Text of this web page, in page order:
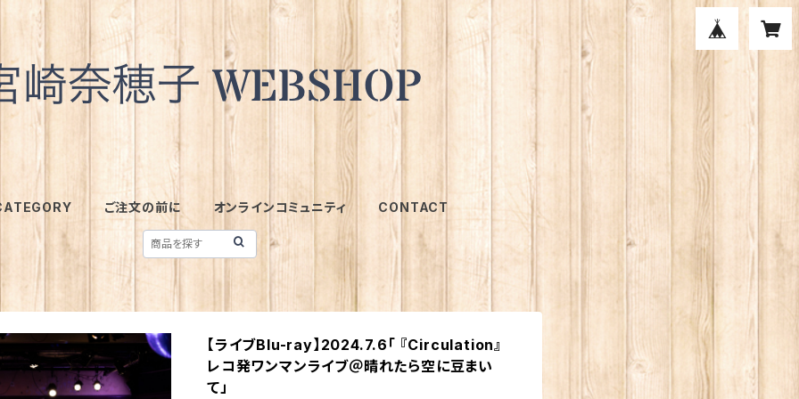
ご注文の前に オンラインコミュニティ CONTACT
【ライブBlu-ray】2024.7.6「 『Circulation』
レコ発ワンマンライブ＠晴れたら空に豆まい
て」